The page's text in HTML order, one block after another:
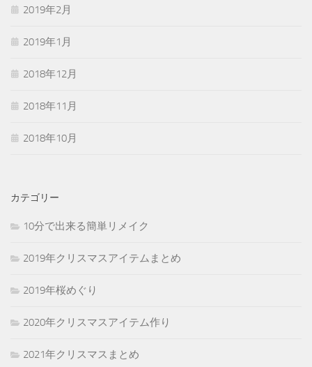
2019年2月
2019年1月
2018年12月
2018年11月
2018年10月
カテゴリー
10分で出来る簡単リメイク
2019年クリスマスアイテムまとめ
2019年桜めぐり
2020年クリスマスアイテム作り
2021年クリスマスまとめ